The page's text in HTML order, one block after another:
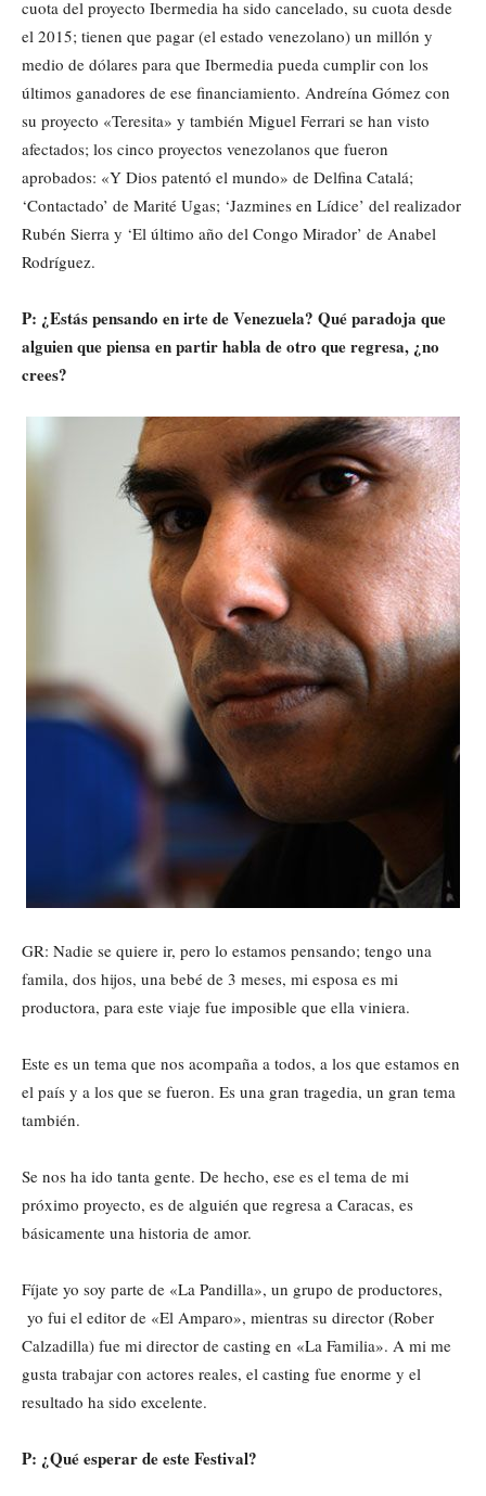
cuota del proyecto Ibermedia ha sido cancelado, su cuota desde
el 2015; tienen que pagar (el estado venezolano) un millón y
medio de dólares para que Ibermedia pueda cumplir con los
últimos ganadores de ese financiamiento. Andreína Gómez con
su proyecto «Teresita» y también Miguel Ferrari se han visto
afectados; los cinco proyectos venezolanos que fueron
aprobados: «Y Dios patentó el mundo» de Delfina Catalá;
‘Contactado’ de Marité Ugas; ‘Jazmines en Lídice’ del realizador
Rubén Sierra y ‘El último año del Congo Mirador’ de Anabel
Rodríguez.
P: ¿Estás pensando en irte de Venezuela? Qué paradoja que
alguien que piensa en partir habla de otro que regresa, ¿no
crees?
GR: Nadie se quiere ir, pero lo estamos pensando; tengo una
famila, dos hijos, una bebé de 3 meses, mi esposa es mi
productora, para este viaje fue imposible que ella viniera.
Este es un tema que nos acompaña a todos, a los que estamos en
el país y a los que se fueron. Es una gran tragedia, un gran tema
también.
Se nos ha ido tanta gente. De hecho, ese es el tema de mi
próximo proyecto, es de alguién que regresa a Caracas, es
básicamente una historia de amor.
Fíjate yo soy parte de «La Pandilla», un grupo de productores,
yo fui el editor de «El Amparo», mientras su director (Rober
Calzadilla) fue mi director de casting en «La Familia». A mi me
gusta trabajar con actores reales, el casting fue enorme y el
resultado ha sido excelente.
P: ¿Qué esperar de este Festival?